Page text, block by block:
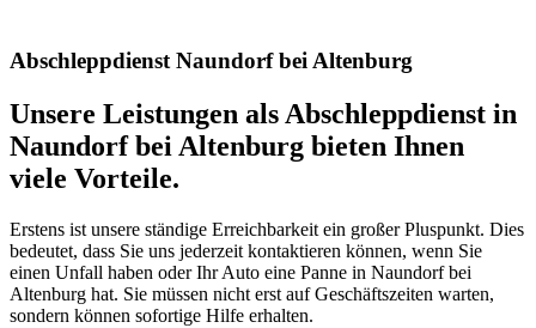
Abschleppdienst Naundorf bei Altenburg
Unsere Leistungen als Abschleppdienst in
Naundorf bei Altenburg bieten Ihnen
viele Vorteile.
Erstens ist unsere ständige Erreichbarkeit ein großer Pluspunkt. Dies
bedeutet, dass Sie uns jederzeit kontaktieren können, wenn Sie
einen Unfall haben oder Ihr Auto eine Panne in Naundorf bei
Altenburg hat. Sie müssen nicht erst auf Geschäftszeiten warten,
sondern können sofortige Hilfe erhalten.